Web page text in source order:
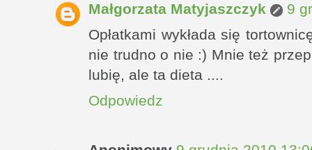
Małgorzata Matyjaszczyk
9
Opłatkami wykłada się
nie trudno o nie :) Mnie też
lubię, ale ta dieta ....
Odpowiedz